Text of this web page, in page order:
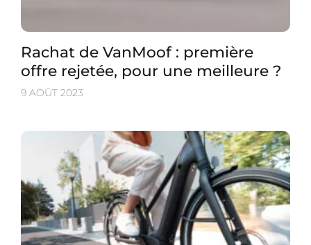
Rachat de VanMoof : première
offre rejetée, pour une meilleure ?
9 AOÛT 2023